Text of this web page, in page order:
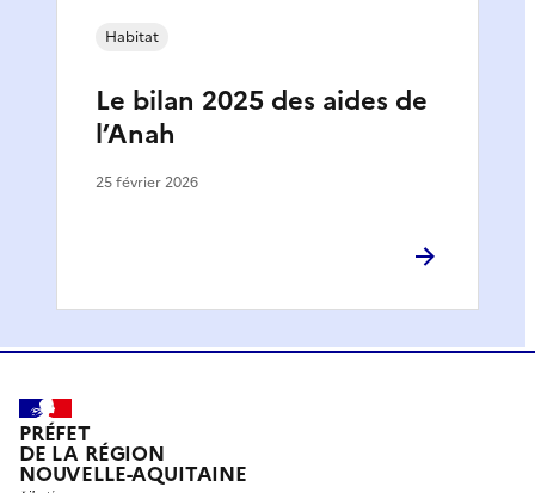
Le bilan 2025 des aides de
l’Anah
Habitat
25 février 2026
PRÉFET
DE LA RÉGION
NOUVELLE-AQUITAINE